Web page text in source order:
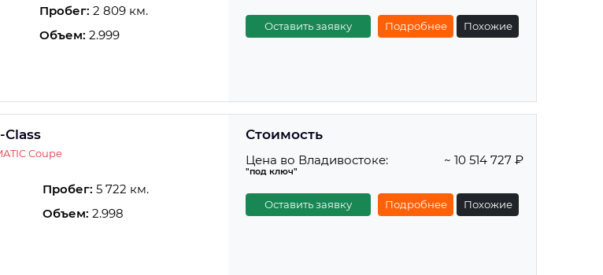
Пробег: 2 809 км.
Объем: 2.999
Оставить заявку Подробнее Похожие
Class
Coupe
Пробег: 5 722 км.
Объем: 2.998
Стоимость
Цена во Владивостоке:
"под ключ"
~ 10 514 727 ₽
Оставить заявку Подробнее Похожие